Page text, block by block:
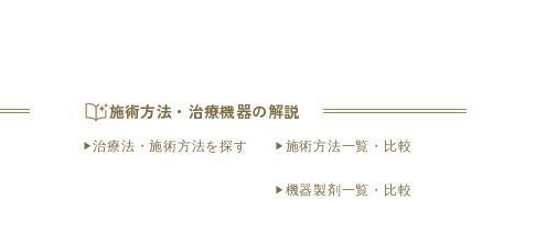
施術方法・治療機器の解説
治療法・施術方法を探す 施術方法一覧・比較
機器製剤一覧・比較